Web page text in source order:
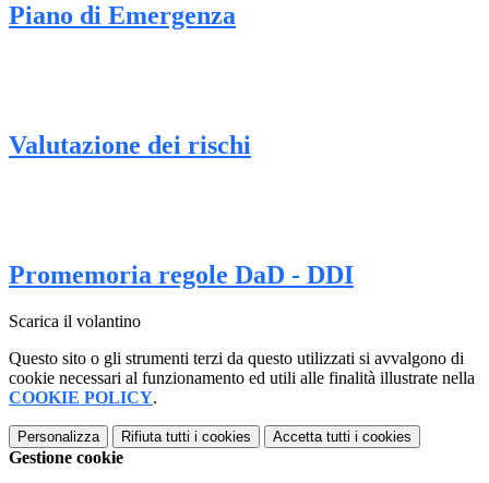
Piano di Emergenza
Valutazione dei rischi
Promemoria regole DaD - DDI
Scarica il volantino
Questo sito o gli strumenti terzi da questo utilizzati si avvalgono di
cookie necessari al funzionamento ed utili alle finalità illustrate nella
COOKIE POLICY.
Personalizza Rifiuta tutti i cookies Accetta tutti i cookies
Gestione cookie